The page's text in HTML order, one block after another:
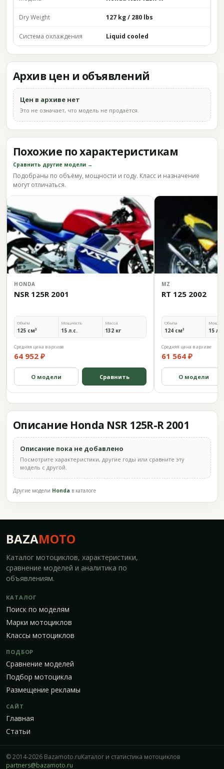
Dry Weight 127 kg / 280 lbs
Система охлаждения Liquid cooled
Архив цен и объявлений
Цен в архиве нет
Это не означает, что модель не продаётся.
Похожие по характеристикам
Сравнить другие модели →
Подобраны по объёму, мощности и году. Класс и назначение
могут отличаться.
HONDA
NSR 125R 2001
Объём
125 см³
Мощность
15 л.с.
Масса
132 кг
Средняя цена в архиве
64 952 ₽
О модели Сравнить
MZ
RT 125 2002
Объём
124 см³ 15
Средняя цена в архиве
61 564 ₽
О модели
Описание Honda NSR 125R-R 2001
Описание пока не добавлено
Посмотрите характеристики, другие годы или сравните эту
модель с другой.
Другие модели Honda в каталоге
BAZAMOTO
Каталог мотоциклов, характеристики,
сравнение моделей и аналитика по
объявлениям.
КАТАЛОГ
Поиск по моделям
Марки мотоциклов
Классы мотоциклов
ПОДБОР
Сравнение моделей
Подбор мотоцикла
Размещение рекламы
САЙТ
Главная
Статьи
© 2014-2026 Bazamoto.ruКаталог и статистика мотоциклов
partners@bazamoto.ru